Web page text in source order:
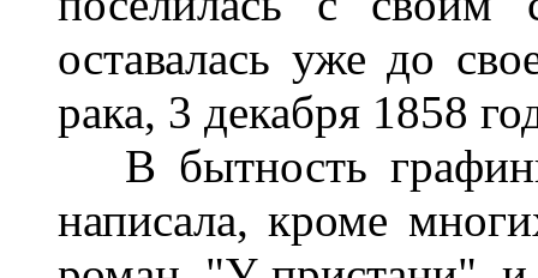
оставалась уже до
рака, 3 декабря 1858
В бытность
написала, кроме